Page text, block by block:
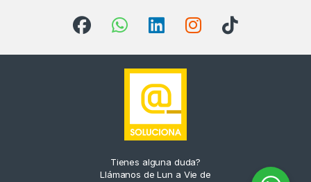
Tienes alguna duda?
Llámanos de Lun a Vie de